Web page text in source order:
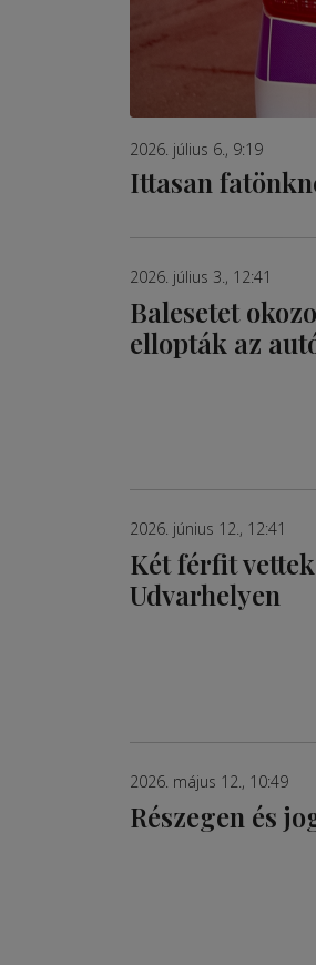
2026. július 6., 9:19
Ittasan
2026. július 3., 12:41
Balesetet
ellopták az
2026. június 12., 12:41
Két férfit
Udvarhelyen
2026. május 12., 10:49
Részegen és